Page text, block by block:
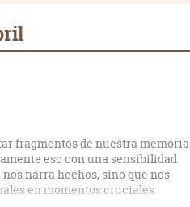
fragmentos de nuestra memoria
eso con una sensibilidad
narra hechos, sino que nos
en momentos cruciales.